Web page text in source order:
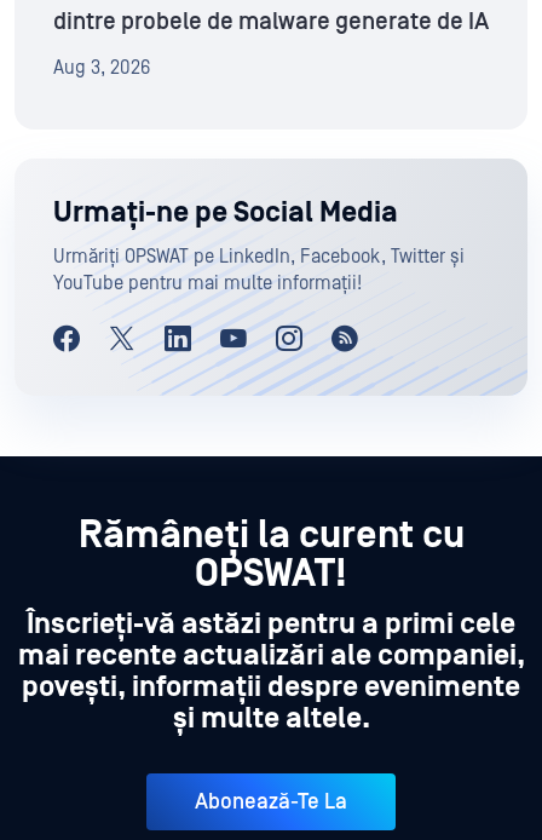
dintre probele de malware generate de IA
Aug 3, 2026
Urmați-ne pe Social Media
Urmăriți OPSWAT pe LinkedIn, Facebook, Twitter și
YouTube pentru mai multe informații!
Rămâneți la curent cu
OPSWAT!
Înscrieți-vă astăzi pentru a primi cele
mai recente actualizări ale companiei,
povești, informații despre evenimente
și multe altele.
Abonează-Te La